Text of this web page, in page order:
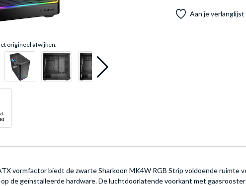
origineel afwijken.
Aan je
vormfactor biedt de zwarte Sharkoon MK4W RGB Strip voldoende ruimte
de geïnstalleerde hardware. De luchtdoorlatende voorkant met